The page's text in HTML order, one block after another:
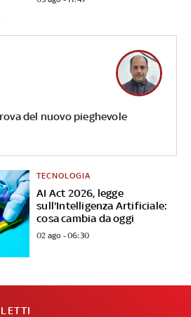
del nuovo pieghevole
AI Act 2026, legge
sull'Intelligenza Artificiale:
cosa cambia da oggi
TECNOLOGIA
02 ago - 06:30